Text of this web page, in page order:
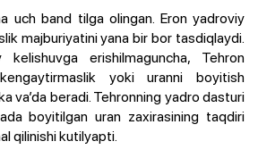
uch band tilga olingan. Eron yadroviy
majburiyatini yana bir bor tasdiqlaydi.
kelishuvga erishilmaguncha, Tehron
yoki uranni boyitish
va’da beradi. Tehronning yadro dasturi
boyitilgan uran zaxirasining taqdiri
qilinishi kutilyapti.